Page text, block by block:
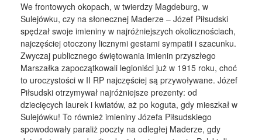
We frontowych okopach, w twierdzy Magdeburg, w
Sulejówku, czy na słonecznej Maderze – Józef Piłsudski
spędzał swoje imieniny w najróżniejszych okolicznościach,
najczęściej otoczony licznymi gestami sympatii i szacunku.
Zwyczaj publicznego świętowania imienin przyszłego
Marszałka zapoczątkowali legioniści już w 1915 roku, choć
to uroczystości w II RP najczęściej są przywoływane. Józef
Piłsudski otrzymywał najróżniejsze prezenty: od
dziecięcych laurek i kwiatów, aż po koguta, gdy mieszkał w
Sulejówku! To również imieniny Józefa Piłsudskiego
spowodowały paraliż poczty na odległej Maderze, gdy